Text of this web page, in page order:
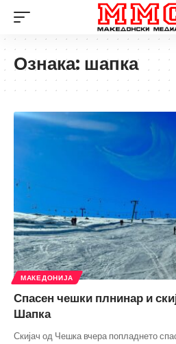
Ознака: шапка
МАКЕДОНИЈА
Спасен чешки плнинар и
Шапка
Скијач од Чешка вчера попладнето